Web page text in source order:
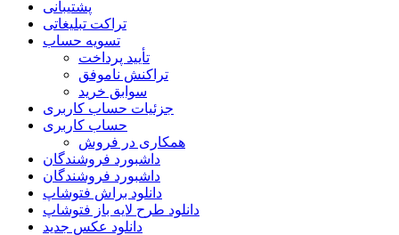
پشتیبانی
تراکت تبلیغاتی
تسویه حساب
تأیید پرداخت
تراکنش ناموفق
سوابق خرید
جزئیات حساب کاربری
حساب کاربری
همکاری در فروش
داشبورد فروشندگان
داشبورد فروشندگان
دانلود براش فتوشاپ
دانلود طرح لایه باز فتوشاپ
دانلود عکس جدید